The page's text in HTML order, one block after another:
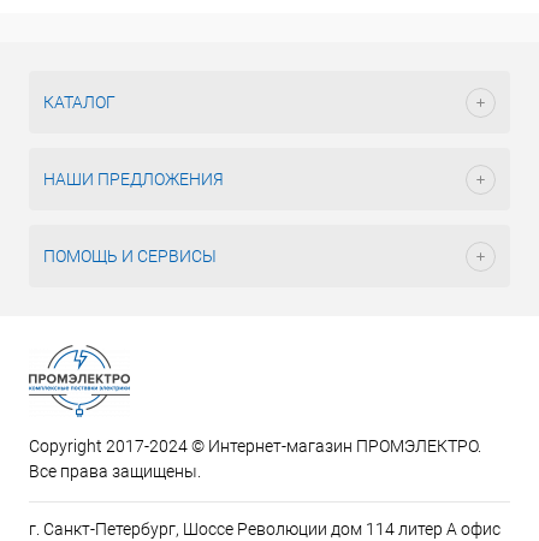
КАТАЛОГ
НАШИ ПРЕДЛОЖЕНИЯ
ПОМОЩЬ И СЕРВИСЫ
Copyright 2017-2024 © Интернет-магазин ПРОМЭЛЕКТРО.
Все права защищены.
г. Санкт-Петербург, Шоссе Революции дом 114 литер А офис